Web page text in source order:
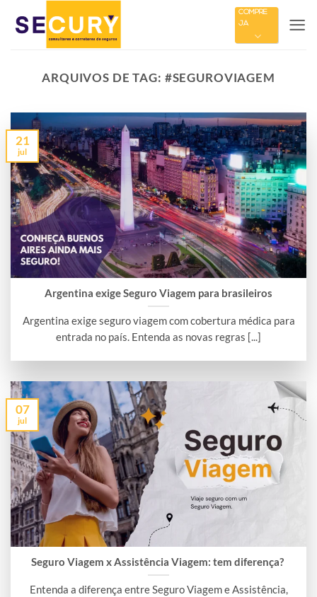
COMPRE
JÁ
ARQUIVOS DE TAG: #SEGUROVIAGEM
Argentina exige Seguro Viagem para brasileiros
Argentina exige seguro viagem com cobertura médica para
entrada no país. Entenda as novas regras [...]
21
jul
Seguro Viagem x Assistência Viagem: tem diferença?
Entenda a diferença entre Seguro Viagem e Assistência,
07
jul